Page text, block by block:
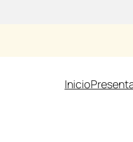
Inicio